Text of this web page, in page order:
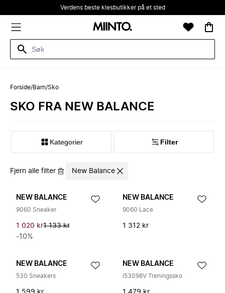
Verdens beste klesbutikker på et sted
Forside/Barn/Sko
SKO FRA NEW BALANCE
Kategorier Filter
Fjern alle filter New Balance
NEW BALANCE
9060 Sneaker
1 020 kr1 133 kr
-10%
NEW BALANCE
9060 Lace
1 312 kr
NEW BALANCE
530 Sneakers
NEW BALANCE
I53098V Treningssko